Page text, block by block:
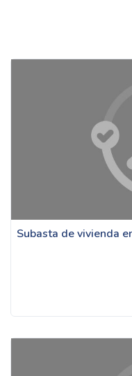
Subasta de vivienda